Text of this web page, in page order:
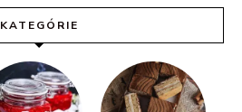
KATEGÓRIE